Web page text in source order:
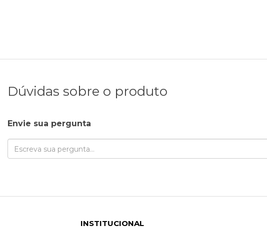
Dúvidas sobre o produto
Envie sua pergunta
INSTITUCIONAL